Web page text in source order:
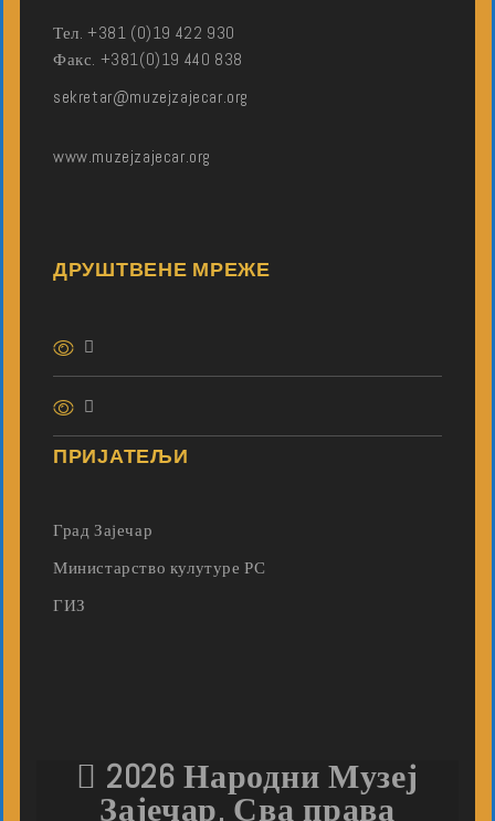
Тел. +381 (0)19 422 930
Факс. +381(0)19 440 838
sekretar@muzejzajecar.org
www.muzejzajecar.org
ДРУШТВЕНЕ МРЕЖЕ
ПРИЈАТЕЉИ
Град Зајечар
Министарство кулутуре РС
ГИЗ
2026 Народни Музеј
Зајечар. Сва права